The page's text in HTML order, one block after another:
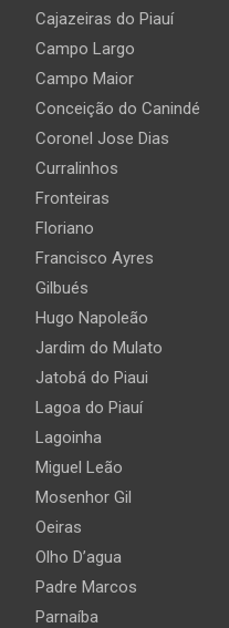
Cajazeiras do Piauí
Campo Largo
Campo Maior
Conceição do Canindé
Coronel Jose Dias
Curralinhos
Fronteiras
Floriano
Francisco Ayres
Gilbués
Hugo Napoleão
Jardim do Mulato
Jatobá do Piaui
Lagoa do Piauí
Lagoinha
Miguel Leão
Mosenhor Gil
Oeiras
Olho D’agua
Padre Marcos
Parnaíba